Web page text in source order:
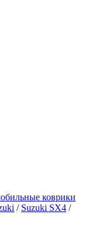
коврики
/ Suzuki SX4 /